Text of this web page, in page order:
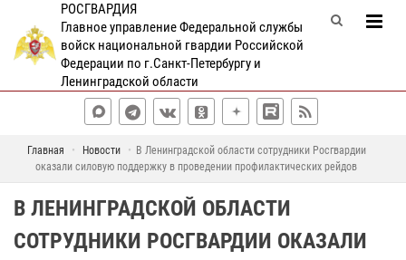
РОСГВАРДИЯ
Главное управление Федеральной службы
войск национальной гвардии Российской
Федерации по г.Санкт-Петербургу и
Ленинградской области
Главная Новости
В Ленинградской области сотрудники Росгвардии
оказали силовую поддержку в проведении профилактических рейдов
В ЛЕНИНГРАДСКОЙ ОБЛАСТИ
СОТРУДНИКИ РОСГВАРДИИ ОКАЗАЛИ